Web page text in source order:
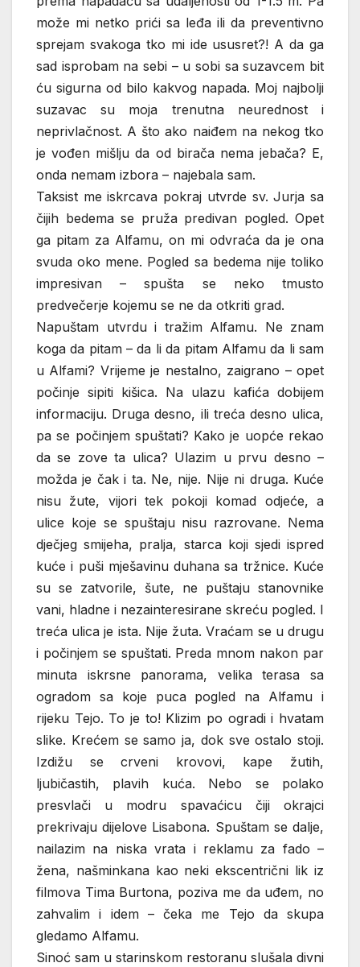
može mi netko prići sa leđa ili da preventivno
sprejam svakoga tko mi ide ususret?! A da ga
sad isprobam na sebi – u sobi sa suzavcem bit
ću sigurna od bilo kakvog napada. Moj najbolji
suzavac su moja trenutna neurednost i
neprivlačnost. A što ako naiđem na nekog tko
je vođen mišlju da od birača nema jebača? E,
onda nemam izbora – najebala sam.
Taksist me iskrcava pokraj utvrde sv. Jurja sa
čijih bedema se pruža predivan pogled. Opet
ga pitam za Alfamu, on mi odvraća da je ona
svuda oko mene. Pogled sa bedema nije toliko
impresivan – spušta se neko tmusto
predvečerje kojemu se ne da otkriti grad.
Napuštam utvrdu i tražim Alfamu. Ne znam
koga da pitam – da li da pitam Alfamu da li sam
u Alfami? Vrijeme je nestalno, zaigrano – opet
počinje sipiti kišica. Na ulazu kafića dobijem
informaciju. Druga desno, ili treća desno ulica,
pa se počinjem spuštati? Kako je uopće rekao
da se zove ta ulica? Ulazim u prvu desno –
možda je čak i ta. Ne, nije. Nije ni druga. Kuće
nisu žute, vijori tek pokoji komad odjeće, a
ulice koje se spuštaju nisu razrovane. Nema
dječjeg smijeha, pralja, starca koji sjedi ispred
kuće i puši mješavinu duhana sa tržnice. Kuće
su se zatvorile, šute, ne puštaju stanovnike
vani, hladne i nezainteresirane skreću pogled. I
treća ulica je ista. Nije žuta. Vraćam se u drugu
i počinjem se spuštati. Preda mnom nakon par
minuta iskrsne panorama, velika terasa sa
ogradom sa koje puca pogled na Alfamu i
rijeku Tejo. To je to! Klizim po ogradi i hvatam
slike. Krećem se samo ja, dok sve ostalo stoji.
Izdižu se crveni krovovi, kape žutih,
ljubičastih, plavih kuća. Nebo se polako
presvlači u modru spavaćicu čiji okrajci
prekrivaju dijelove Lisabona. Spuštam se dalje,
nailazim na niska vrata i reklamu za fado –
žena, našminkana kao neki ekscentrični lik iz
filmova Tima Burtona, poziva me da uđem, no
zahvalim i idem – čeka me Tejo da skupa
gledamo Alfamu.
Sinoć sam u starinskom restoranu slušala divni